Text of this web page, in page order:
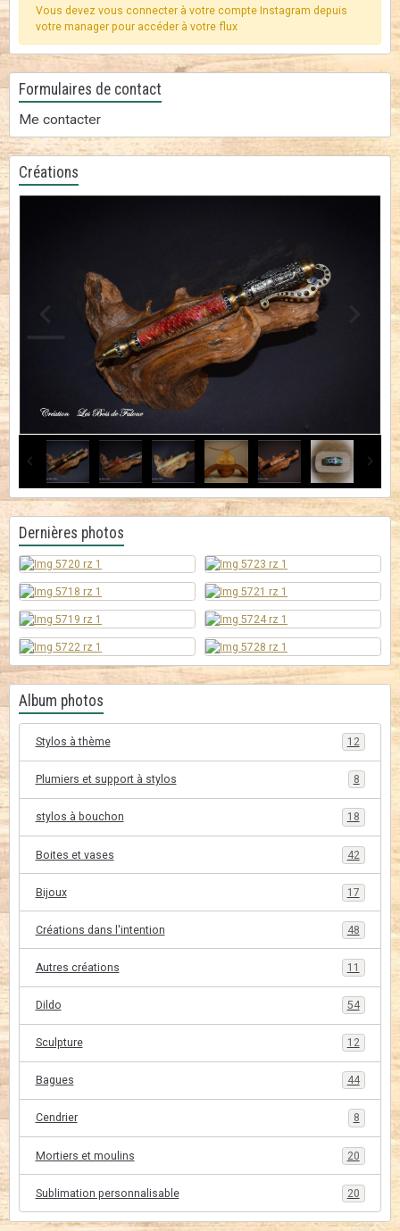
Vous devez vous connecter à votre compte Instagram depuis
votre manager pour accéder à votre flux
Formulaires de contact
Me contacter
Créations
Dernières photos
Album photos
Stylos à thème 12
Plumiers et support à stylos 8
stylos à bouchon 18
Boites et vases 42
Bijoux 17
Créations dans l'intention 48
Autres créations 11
Dildo 54
Sculpture 12
Bagues 44
Cendrier 8
Mortiers et moulins 20
Sublimation personnalisable 20